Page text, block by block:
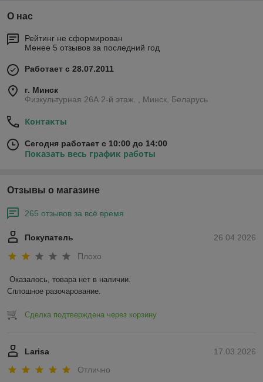
О нас
Рейтинг не сформирован
Менее 5 отзывов за последний год
Работает с 28.07.2011
г. Минск
Физкультурная 26А 2-й этаж. , Минск, Беларусь
Контакты
Сегодня работает с 10:00 до 14:00
Показать весь график работы
Отзывы о магазине
265 отзывов за всё время
26.04.2026
Покупатель
Плохо
Оказалось, товара нет в наличии.
Сплошное разочарование.
Сделка подтверждена через корзину
17.03.2026
Larisa
Отлично